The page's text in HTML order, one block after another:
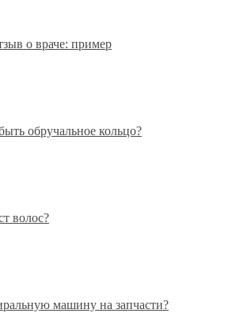
о враче: пример
обручальное кольцо?
волос?
машину на запчасти?